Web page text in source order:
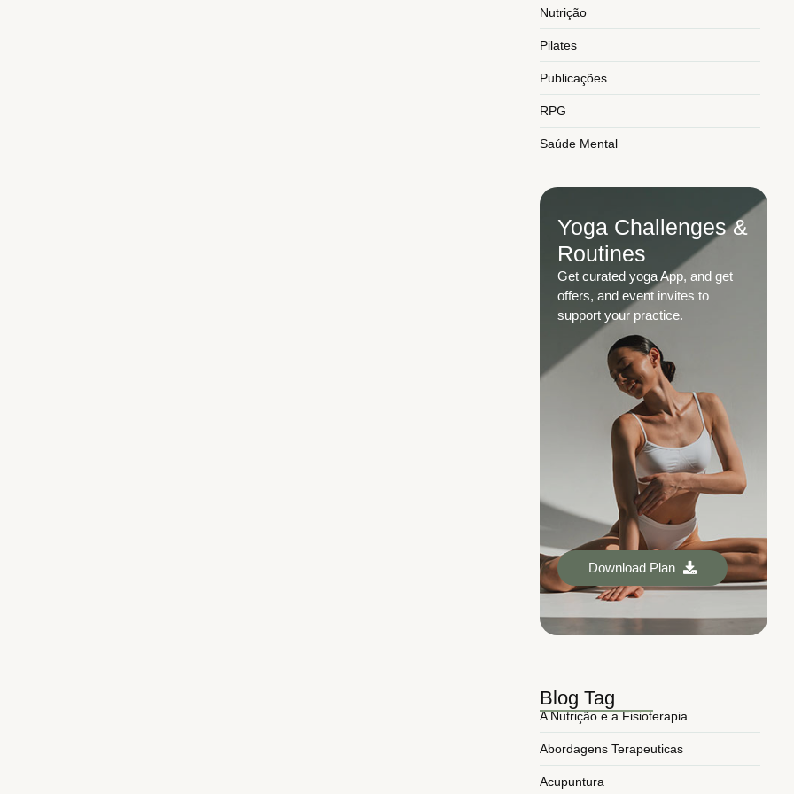
Nutrição
Pilates
Publicações
RPG
Saúde Mental
Yoga Challenges &
Routines
Get curated yoga App, and get
offers, and event invites to
support your practice.
Download Plan
Blog Tag
A Nutrição e a Fisioterapia
Abordagens Terapeuticas
Acupuntura